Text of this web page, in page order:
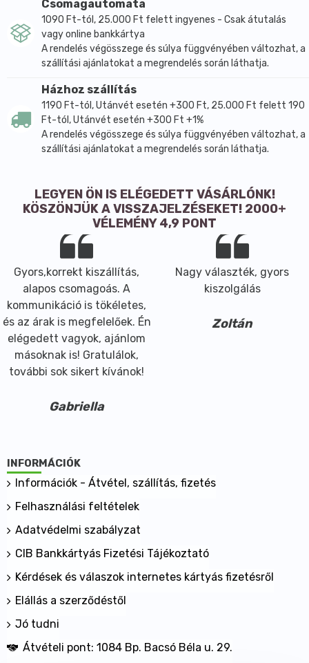
Csomagautomata
1090 Ft-tól, 25.000 Ft felett ingyenes - Csak átutalás
vagy online bankkártya
A rendelés végösszege és súlya függvényében változhat, a
szállítási ajánlatokat a megrendelés során láthatja.
Házhoz szállítás
1190 Ft-tól, Utánvét esetén +300 Ft, 25.000 Ft felett 190
Ft-tól, Utánvét esetén +300 Ft +1%
A rendelés végösszege és súlya függvényében változhat, a
szállítási ajánlatokat a megrendelés során láthatja.
LEGYEN ÖN IS ELÉGEDETT VÁSÁRLÓNK!
KÖSZÖNJÜK A VISSZAJELZÉSEKET! 2000+
VÉLEMÉNY 4,9 PONT
Gyors,korrekt kiszállítás,
alapos csomagoás. A
kommunikáció is tökéletes,
és az árak is megfelelőek. Én
elégedett vagyok, ajánlom
másoknak is! Gratulálok,
további sok sikert kívánok!
Gabriella
Nagy választék, gyors
kiszolgálás
Zoltán
INFORMÁCIÓK
Információk - Átvétel, szállítás, fizetés
Felhasználási feltételek
Adatvédelmi szabályzat
CIB Bankkártyás Fizetési Tájékoztató
Kérdések és válaszok internetes kártyás fizetésről
Elállás a szerződéstől
Jó tudni
Átvételi pont: 1084 Bp. Bacsó Béla u. 29.